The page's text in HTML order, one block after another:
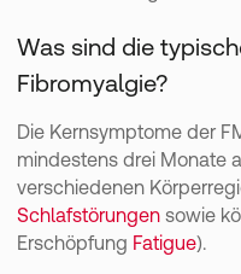
Was sind die
Fibromyalgie?
Die Kernsymptome der
mindestens drei Monate
verschiedenen
Schlafstörungen sowie
Erschöpfung Fatigue).